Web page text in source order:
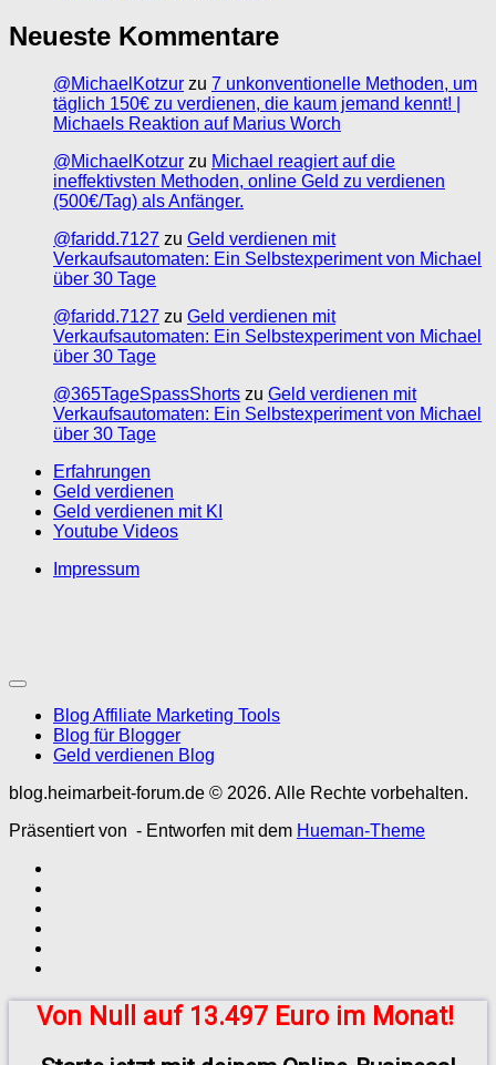
Neueste Kommentare
@MichaelKotzur zu 7 unkonventionelle Methoden, um
täglich 150€ zu verdienen, die kaum jemand kennt! |
Michaels Reaktion auf Marius Worch
@MichaelKotzur zu Michael reagiert auf die
ineffektivsten Methoden, online Geld zu verdienen
(500€/Tag) als Anfänger.
@faridd.7127 zu Geld verdienen mit
Verkaufsautomaten: Ein Selbstexperiment von Michael
über 30 Tage
@faridd.7127 zu Geld verdienen mit
Verkaufsautomaten: Ein Selbstexperiment von Michael
über 30 Tage
@365TageSpassShorts zu Geld verdienen mit
Verkaufsautomaten: Ein Selbstexperiment von Michael
über 30 Tage
Erfahrungen
Geld verdienen
Geld verdienen mit KI
Youtube Videos
Impressum
Blog Affiliate Marketing Tools
Blog für Blogger
Geld verdienen Blog
blog.heimarbeit-forum.de © 2026. Alle Rechte vorbehalten.
Präsentiert von - Entworfen mit dem Hueman-Theme
Von Null auf 13.497 Euro im Monat!